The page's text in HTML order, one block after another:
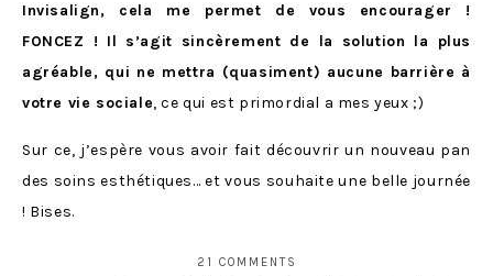
Invisalign, cela me permet de vous encourager !
FONCEZ ! Il s’agit sincèrement de la solution la plus
agréable, qui ne mettra (quasiment) aucune barrière à
votre vie sociale, ce qui est primordial a mes yeux ;)
Sur ce, j’espère vous avoir fait découvrir un nouveau pan
des soins esthétiques… et vous souhaite une belle journée
! Bises.
21 COMMENTS